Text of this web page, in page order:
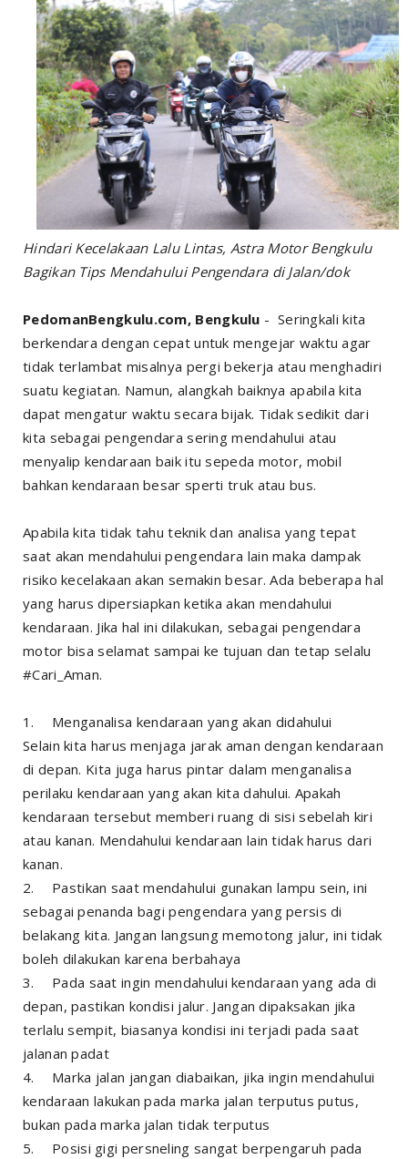
Hindari Kecelakaan Lalu Lintas, Astra Motor Bengkulu
Bagikan Tips Mendahului Pengendara di Jalan/dok
PedomanBengkulu.com, Bengkulu - Seringkali kita
berkendara dengan cepat untuk mengejar waktu agar
tidak terlambat misalnya pergi bekerja atau menghadiri
suatu kegiatan. Namun, alangkah baiknya apabila kita
dapat mengatur waktu secara bijak. Tidak sedikit dari
kita sebagai pengendara sering mendahului atau
menyalip kendaraan baik itu sepeda motor, mobil
bahkan kendaraan besar sperti truk atau bus.
Apabila kita tidak tahu teknik dan analisa yang tepat
saat akan mendahului pengendara lain maka dampak
risiko kecelakaan akan semakin besar. Ada beberapa hal
yang harus dipersiapkan ketika akan mendahului
kendaraan. Jika hal ini dilakukan, sebagai pengendara
motor bisa selamat sampai ke tujuan dan tetap selalu
#Cari_Aman.
1.
Menganalisa kendaraan yang akan didahului
Selain kita harus menjaga jarak aman dengan kendaraan
di depan. Kita juga harus pintar dalam menganalisa
perilaku kendaraan yang akan kita dahului. Apakah
kendaraan tersebut memberi ruang di sisi sebelah kiri
atau kanan. Mendahului kendaraan lain tidak harus dari
kanan.
2.
Pastikan saat mendahului gunakan lampu sein, ini
sebagai penanda bagi pengendara yang persis di
belakang kita. Jangan langsung memotong jalur, ini tidak
boleh dilakukan karena berbahaya
3.
Pada saat ingin mendahului kendaraan yang ada di
depan, pastikan kondisi jalur. Jangan dipaksakan jika
terlalu sempit, biasanya kondisi ini terjadi pada saat
jalanan padat
4.
Marka jalan jangan diabaikan, jika ingin mendahului
kendaraan lakukan pada marka jalan terputus putus,
bukan pada marka jalan tidak terputus
5.
Posisi gigi persneling sangat berpengaruh pada